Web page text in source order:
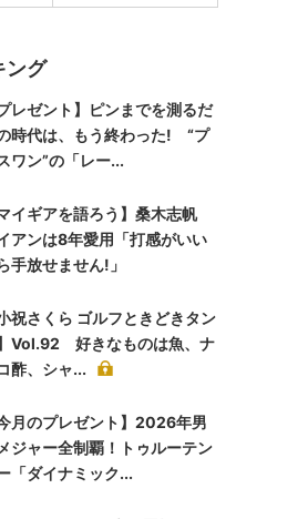
ング
プレゼント】ピンまでを測るだ
時代は、もう終わった! “プ
ワン”の「レー...
マイギアを語ろう】桑木志帆
アンは8年愛用「打感がいい
手放せません!」
小祝さくら ゴルフときどきタン
Vol.92 好きなものは魚、ナ
酢、シャ...
今月のプレゼント】2026年男
ジャー全制覇！トゥルーテン
「ダイナミック...